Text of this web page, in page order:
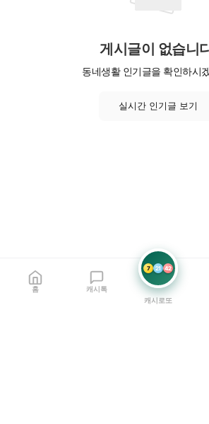
게시글이 없습니
동네생활 인기글을 확인하시
실시간 인기글 보기
홈 캐시톡
7 21 42
캐시로또